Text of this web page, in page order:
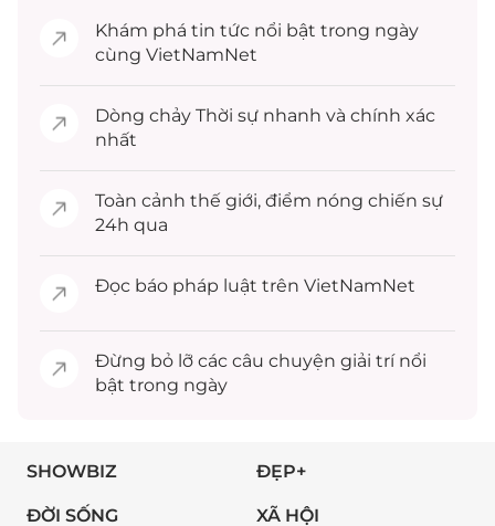
Khám phá tin tức nổi bật trong ngày
cùng VietNamNet
Dòng chảy Thời sự nhanh và chính xác
nhất
Toàn cảnh thế giới, điểm nóng chiến sự
24h qua
Đọc báo pháp luật trên VietNamNet
Đừng bỏ lỡ các câu chuyện giải trínổi
bật trong ngày
SHOWBIZ ĐẸP+
ĐỜI SỐNG XÃ HỘI